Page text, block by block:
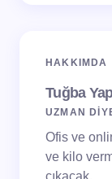
HAKKIMDA
Tuğba
UZMAN
Ofis ve
ve kilo
çıkacak.